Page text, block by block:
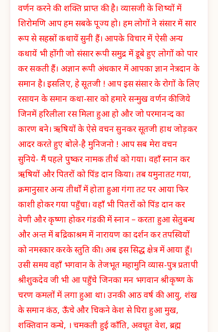
वर्णन करने की शक्ति प्राप्त की है। व्यासजी के शिष्यों में
शिरोमणि आप हम सबके पूज्य हो। हम लोगों ने संसार में सार
रूप से सहस्रों कथायें सुनी हैं। आपके विचार में ऐसी अन्य
कथायें भी होंगी जो संसार रूपी समुद्र में डूबे हुए लोगों को पार
कर सकती हैं। अज्ञान रूपी अंधकार में आपका ज्ञान नेत्रदान के
समान है। इसलिए, हे सूतजी ! आप इस संसार के रोगों के लिए
रसायन के समान कथा-सार को हमारे सन्मुख वर्णन कीजिये
जिनमें हरिलीला रस मिला हुआ हो और जो परमानन्द का
कारण बने। ऋषियों के ऐसे वचन सुनकर सूतजी हाथ जोड़कर
आदर करते हुए बोले-है मुनिजनो ! आप सब मेरा वचन
सुनिये- मैं पहले पुष्कर नामक तीर्थ को गया। वहाँ स्नान कर
ऋषियों और पितरों को पिंड दान किया। तब यमुनातट गया,
क्रमानुसार अन्य तीर्थों में होता हुआ गंगा तट पर आया फिर
काशी होकर गया पहुँचा। वहाँ भी पितरों को पिंड दान कर
वेणी और कृष्णा होकर गंडकी में स्नान – करता हुआ सेतुबन्ध
और अन्त में बद्रिकाश्रम में नारायण का दर्शन कर तपस्वियों
को नमस्कार करके स्तुति की। अब इस सिद्ध क्षेत्र में आया हूँ।
उसी समय वहाँ भगवान के तेजभूत महामुनि व्यास-पुत्र प्रतापी
श्रीशुकदेव जी भी आ पहुँचे जिनका मन भगवान श्रीकृष्ण के
चरण कमलों में लगा हुआ था। उनकी आठ वर्ष की आयु, शंख
के समान कंठ, ऊँचे और चिकने केश से घिरा हुआ मुख,
शक्तिवान कन्धे, । चमकती हुई काँति, अवधूत वेश, ब्रह्म